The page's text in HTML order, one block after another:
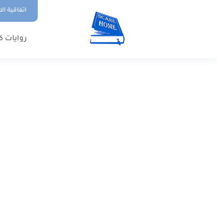
اتفاقية
روايات